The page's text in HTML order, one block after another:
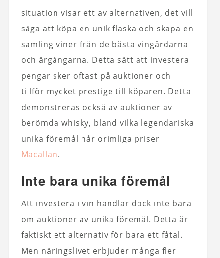
situation visar ett av alternativen, det vill
säga att köpa en unik flaska och skapa en
samling viner från de bästa vingårdarna
och årgångarna. Detta sätt att investera
pengar sker oftast på auktioner och
tillför mycket prestige till köparen. Detta
demonstreras också av auktioner av
berömda whisky, bland vilka legendariska
unika föremål når orimliga priser
Macallan.
Inte bara unika föremål
Att investera i vin handlar dock inte bara
om auktioner av unika föremål. Detta är
faktiskt ett alternativ för bara ett fåtal.
Men näringslivet erbjuder många fler